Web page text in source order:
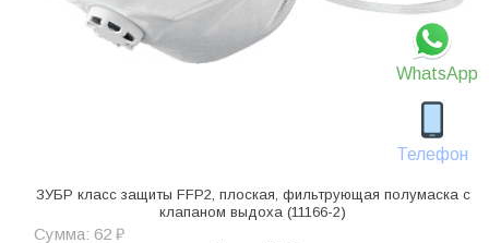
WhatsApp
Телефон
ЗУБР класс защиты FFP2, плоская, фильтрующая полумаска с
клапаном выдоха (11166-2)
Сумма: 62 ₽